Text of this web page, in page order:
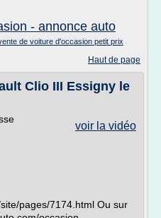
- annonce auto
de voiture d'occasion petit prix
Haut de page
Clio III Essigny le
voir la vidéo
pages/7174.html Ou sur